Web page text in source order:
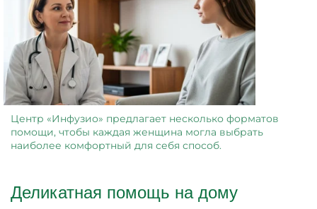
Центр «Инфузио» предлагает несколько форматов
помощи, чтобы каждая женщина могла выбрать
наиболее комфортный для себя способ.
Деликатная помощь на дому